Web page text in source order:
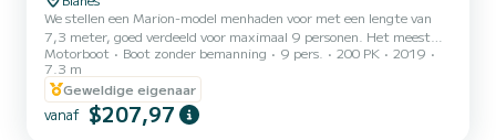
We stellen een Marion-model menhaden voor met een lengte van
7,3 meter, goed verdeeld voor maximaal 9 personen. Het meest
indrukwekkende aan onze boot is dat naast het moderne en
comfortabele ontwerp, de 200 pk sterke Suzuki-motor je zeker een
ongelooflijk en onvergetelijk avontuur zal bezorgen. Het is
uitgerust met hydraulische besturing, elektrische ankerlier,
zonnedek op de boeg, roestvrijstalen bimini-luifel, sirene, GPS,
Motorboot Boot zonder bemanning 9 pers. 200 PK
2019
7.3 m
Geweldige eigenaar
vanaf $207,97